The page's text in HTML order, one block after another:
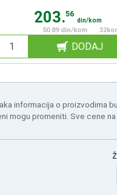
203.56
din/kom
50.89 din/kom
DODAJ
informacija o proizvodima
mogu promeniti. Sve cene